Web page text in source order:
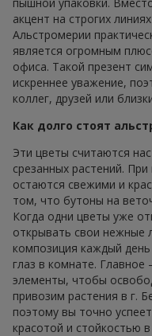
акцент на строгих
Альстромерии
является огромным
офиса. Такой презент
искреннее уважение,
коллег, друзей или
Как долго стоят
Эти цветы считаются
срезанных растений.
остаются свежими и
том, что бутоны на
Когда одни цветы уже
открывать свои нежные
композиция каждый
глаз в комнате.
элементы, чтобы
привозим растения в г.
поэтому вы точно
красотой и стойкостью в